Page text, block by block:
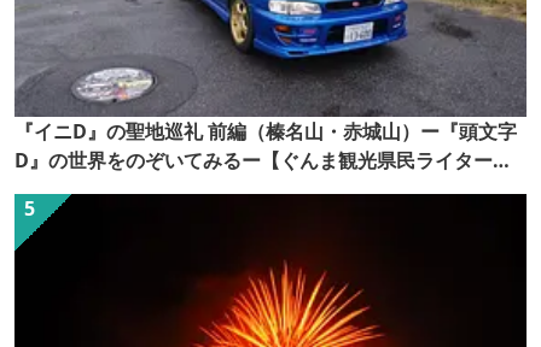
『イニD』の聖地巡礼 前編（榛名山・赤城山）ー『頭文字
D』の世界をのぞいてみるー【ぐんま観光県民ライター
（ぐん記者）】